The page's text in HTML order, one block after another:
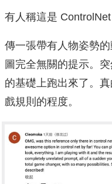
有人稱這是
傳一張帶有人物姿勢
圖完全無關的提示。
的基礎上跑出來了。
戲規則的程度。